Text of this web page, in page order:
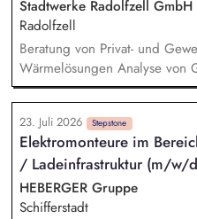
Marktpotenziale,
energiewirtschaftliche
Produktstrategien, Business
Stadtwerke Radolfzell GmbH
Radolfzell
Beratung von Privat- und
Wärmelösungen Analyse von
Kundenbedürfnissen sowie
Energie- und
und aktive Nachverfolgung
Begleitung der Kunden – vom
Vertragsabschluss sowie der
Eigenverantwortliche
Projekten
23. Juli 2026 Stepstone
Elektromonteure im
/ Ladeinfrastruktur (m/w/
HEBERGER Gruppe
Schifferstadt